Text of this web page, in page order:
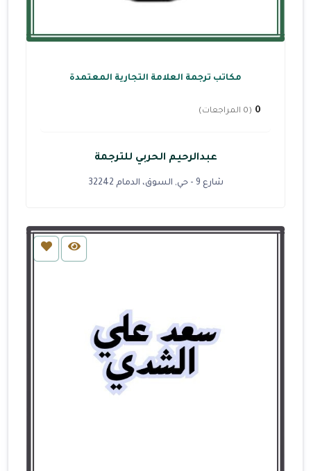
مكاتب ترجمة العلامة التجارية المعتمدة
0 (0 المراجعات)
عبدالرحيم الحربي للترجمة
شارع 9 - حي, السوق، الدمام 32242